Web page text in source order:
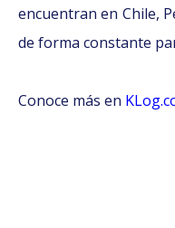
encuentran en Chile,
de forma constante
Conoce más en